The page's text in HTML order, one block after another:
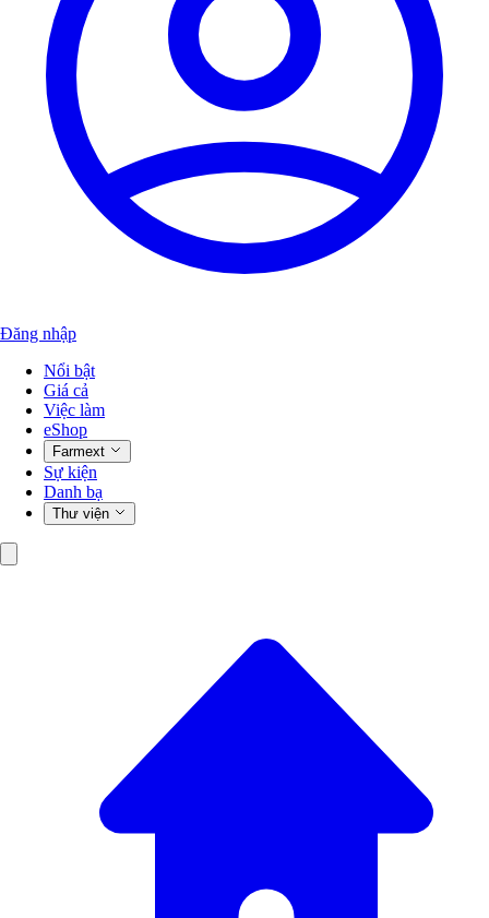
Đăng nhập
Nổi bật
Giá cả
Việc làm
eShop
Farmext
Sự kiện
Danh bạ
Thư viện